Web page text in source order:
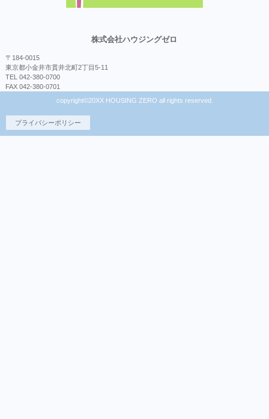
株式会社ハウジングゼロ
〒184-0015
東京都小金井市貫井北町2丁目5-11
TEL 042-380-0700
FAX 042-380-0701
copyright©20XX HOUSING ZERO all rights reserved.
プライバシーポリシー